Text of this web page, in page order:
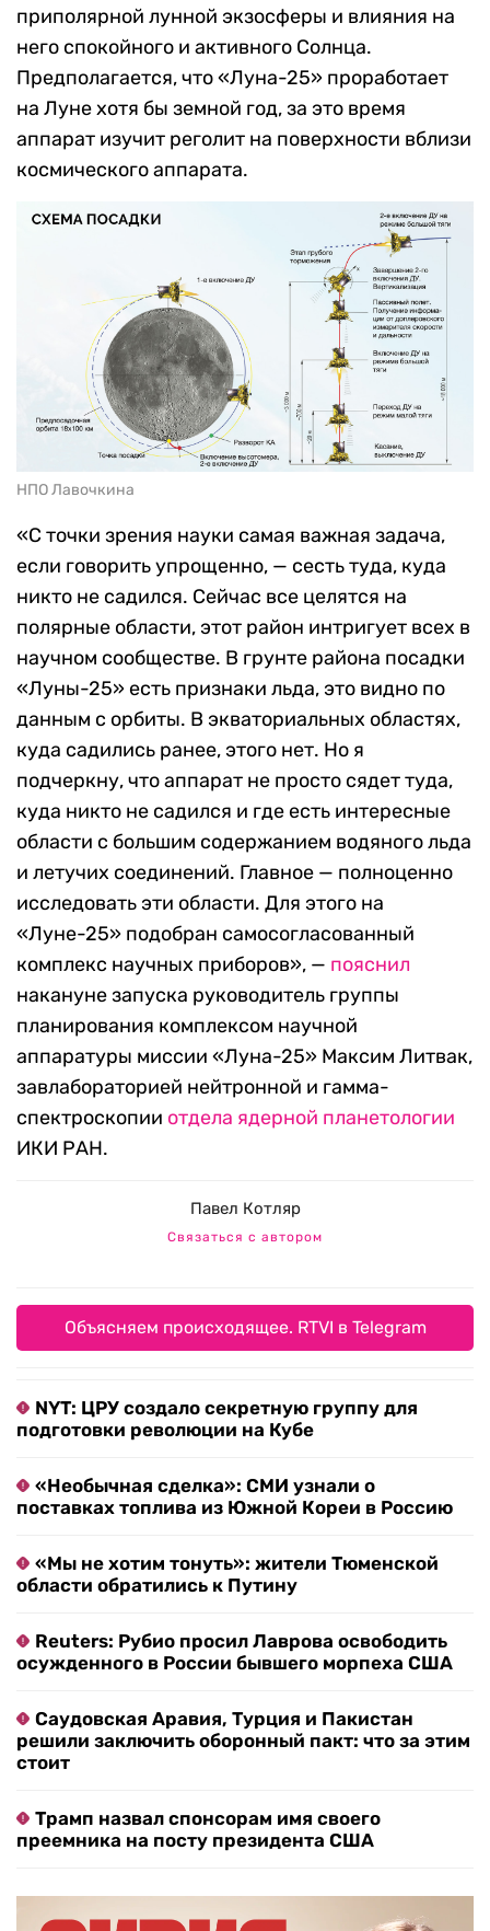
приполярной лунной экзосферы и влияния на
него спокойного и активного Солнца.
Предполагается, что «Луна-25» проработает
на Луне хотя бы земной год, за это время
аппарат изучит реголит на поверхности вблизи
космического аппарата.
НПО Лавочкина
«С точки зрения науки самая важная задача,
если говорить упрощенно, — сесть туда, куда
никто не садился. Сейчас все целятся на
полярные области, этот район интригует всех в
научном сообществе. В грунте района посадки
«Луны-25» есть признаки льда, это видно по
данным с орбиты. В экваториальных областях,
куда садились ранее, этого нет. Но я
подчеркну, что аппарат не просто сядет туда,
куда никто не садился и где есть интересные
области с большим содержанием водяного льда
и летучих соединений. Главное — полноценно
исследовать эти области. Для этого на
«Луне-25» подобран самосогласованный
комплекс научных приборов», — пояснил
накануне запуска руководитель группы
планирования комплексом научной
аппаратуры миссии «Луна-25» Максим Литвак,
завлабораторией нейтронной и гамма-
спектроскопии отдела ядерной планетологии
ИКИ РАН.
Павел Котляр
Связаться с автором
Объясняем происходящее. RTVI в Telegram
NYT: ЦРУ создало секретную группу для
подготовки революции на Кубе
«Необычная сделка»: СМИ узнали о
поставках топлива из Южной Кореи в Россию
«Мы не хотим тонуть»: жители Тюменской
области обратились к Путину
Reuters: Рубио просил Лаврова освободить
осужденного в России бывшего морпеха США
Саудовская Аравия, Турция и Пакистан
решили заключить оборонный пакт: что за этим
стоит
Трамп назвал спонсорам имя своего
преемника на посту президента США